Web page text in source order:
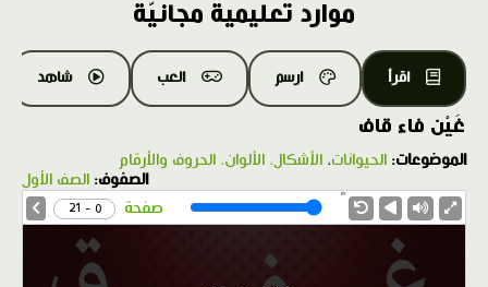
موارد تعليمية مجانيّة
اقرأ ارسم العب شاهد
غَيْن فاء قاف
الموضوعات: الحيوانات، الأشكال، الألوان، الحروف والأرقام
الصفوف: الصف الأول
صفحة 0 - 21